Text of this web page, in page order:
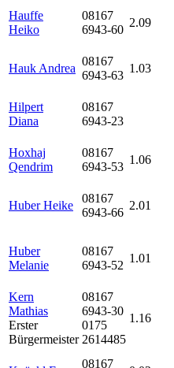
Hauffe
Heiko
08167
6943-60
2.09
Hauk Andrea
08167
6943-63
1.03
Hilpert
Diana
08167
6943-23
Hoxhaj
Qendrim
08167
6943-53
1.06
Huber Heike
08167
6943-66
2.01
Huber
Melanie
08167
6943-52
1.01
Kern
Mathias
Erster
Bürgermeister
08167
6943-30
0175
2614485
1.16
08167